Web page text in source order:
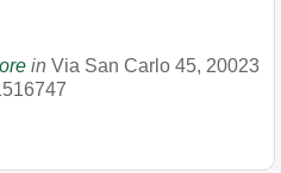
in Via San Carlo 45, 20023